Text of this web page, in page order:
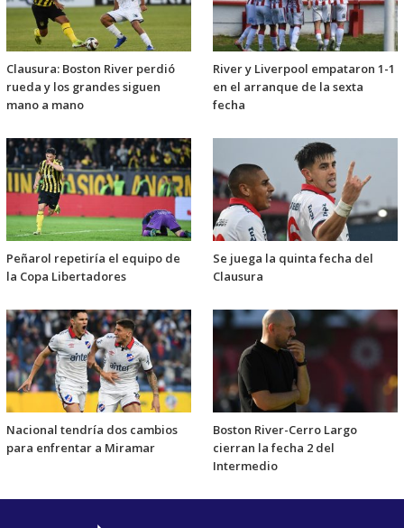
Clausura: Boston River perdió
rueda y los grandes siguen
mano a mano
River y Liverpool empataron 1-1
en el arranque de la sexta
fecha
Peñarol repetiría el equipo de
la Copa Libertadores
Se juega la quinta fecha del
Clausura
Nacional tendría dos cambios
para enfrentar a Miramar
Boston River-Cerro Largo
cierran la fecha 2 del
Intermedio